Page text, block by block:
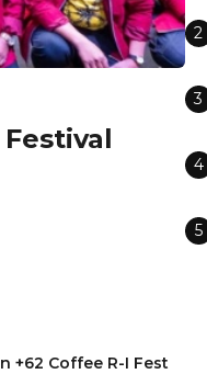
+62 Coffee R-I Fest
2
3
4
5